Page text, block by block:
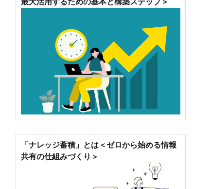
「ナレッジ蓄積」とは＜ゼロから始める情報
共有の仕組みづくり＞